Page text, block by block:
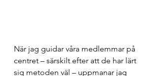
När jag guidar våra medlemmar på
centret – särskilt efter att de har lärt
sig metoden väl – uppmanar jag